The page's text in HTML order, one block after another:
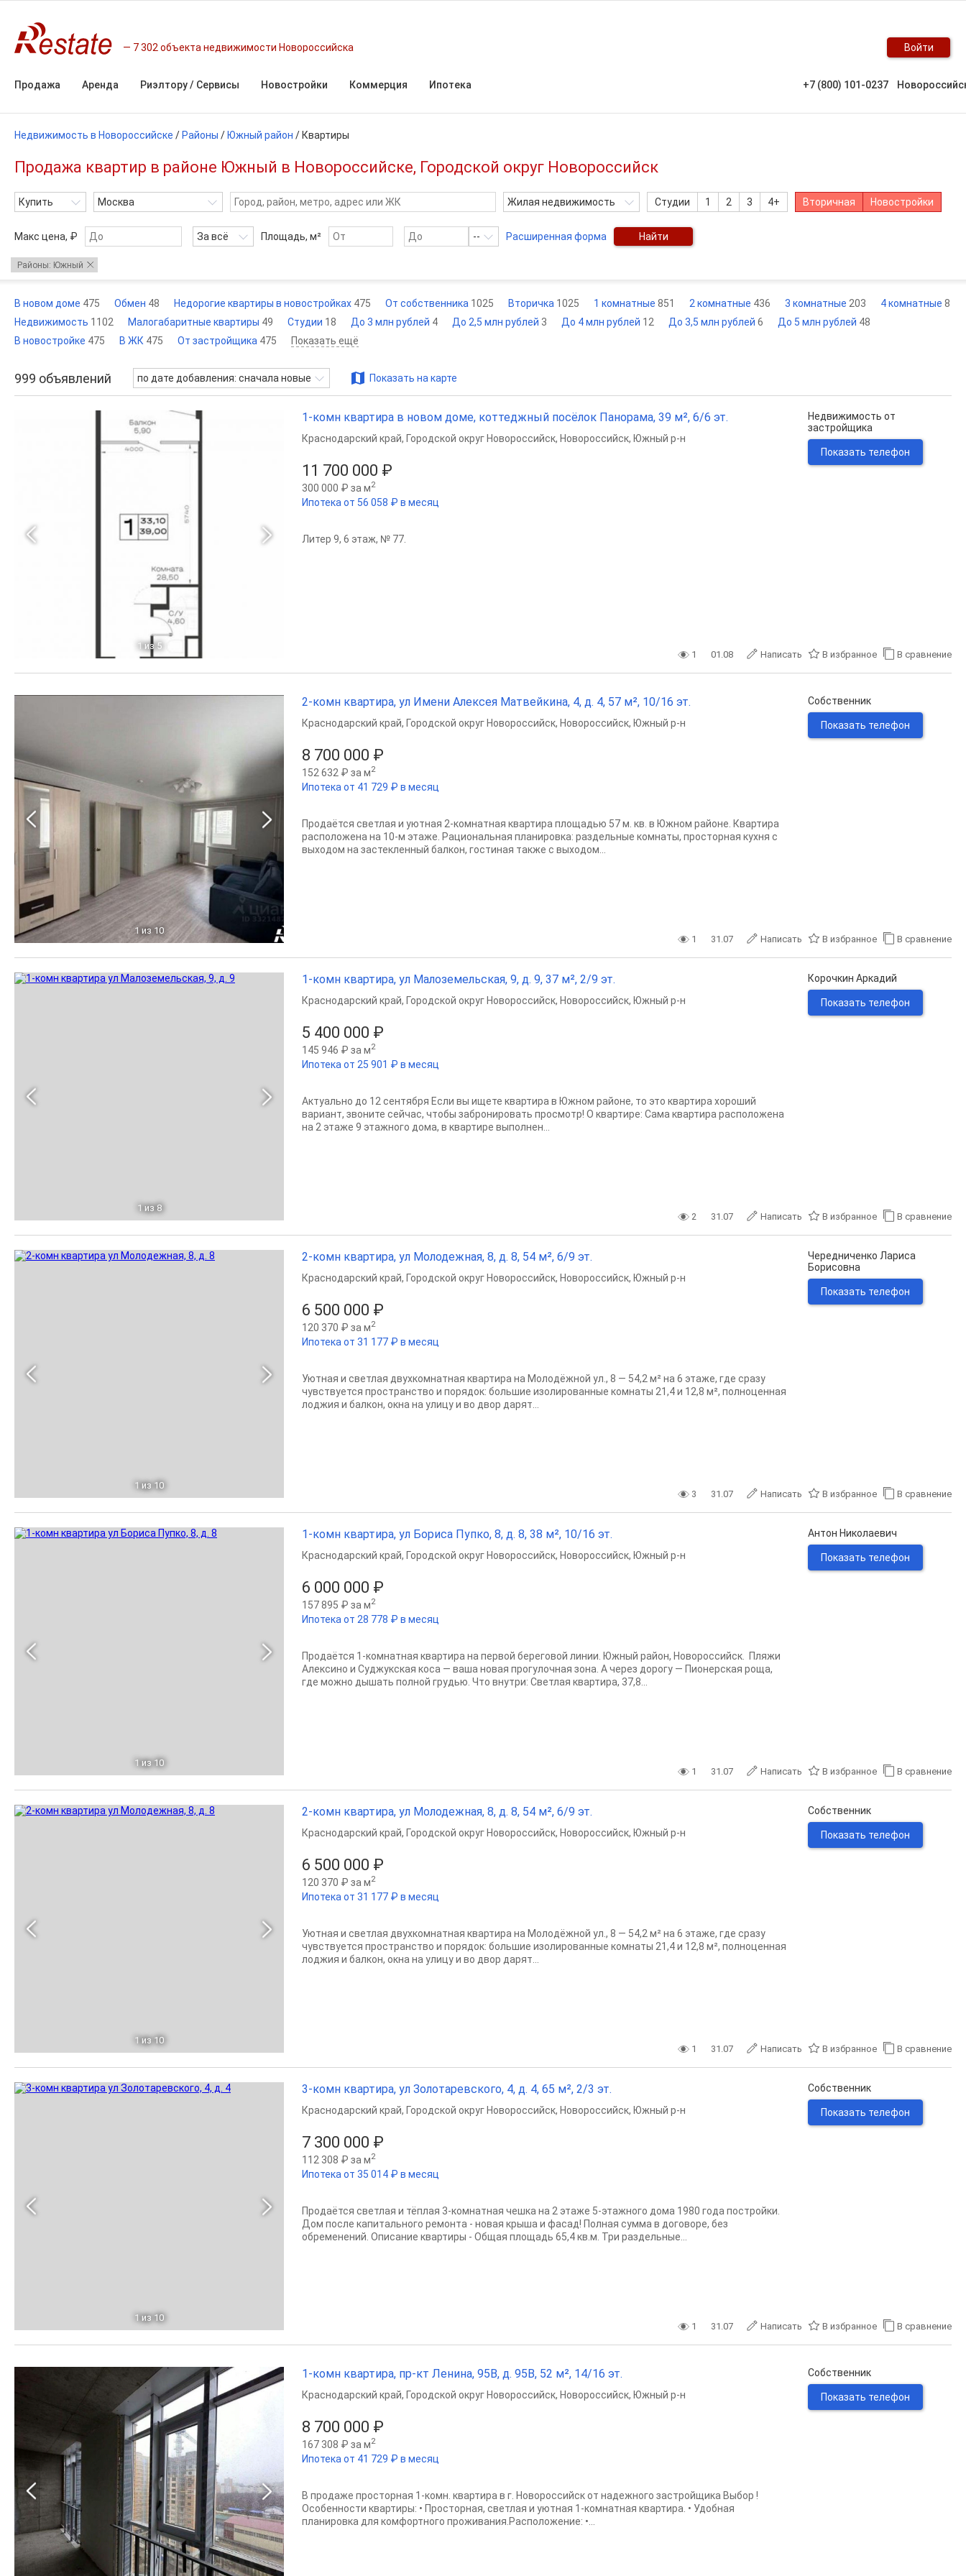
7 302 объекта недвижимости Новороссийска Войти
Продажа Аренда Риэлтору / Сервисы Новостройки Коммерция Ипотека +7 (800) 101-0237
Недвижимость в Новороссийске / Районы / Южный район / Квартиры
Продажа квартир в районе Южный в Новороссийске, Городской округ Новороссийск
Купить Москва Жилая недвижимость Студии 1 2 3 4+ Вторичная Новостройки
Макс цена, ₽ За всё Площадь, м² -- Расширенная форма Найти
Районы: Южный
В новом доме 475 Обмен 48 Недорогие квартиры в новостройках 475 От собственника 1025 Вторичка 1025 1 комнатные 851 2 комнатные 436 3 комнатные 203 4 комнатные 8
Недвижимость 1102 Малогабаритные квартиры 49 Студии 18 До 3 млн рублей 4 До 2,5 млн рублей 3 До 4 млн рублей 12 До 3,5 млн рублей 6 До 5 млн рублей 48
В новостройке 475 В ЖК 475 От застройщика 475 Показать ещё
999 объявлений по дате добавления: сначала новые Показать на карте
1 из 5
1-комн квартира в новом доме, коттеджный посёлок Панорама, 39 м², 6/6 эт.
11 700 000 ₽
300 000 ₽ за м2
Ипотека от 56 058 ₽ в месяц
Краснодарский край, Городской округ Новороссийск, Новороссийск, Южный р-н
Литер 9, 6 этаж, № 77.
Недвижимость от
застройщика
Показать телефон
1 01.08 Написать В избранное В сравнение
1 из 10
2-комн квартира, ул Имени Алексея Матвейкина, 4, д. 4, 57 м², 10/16 эт.
8 700 000 ₽
152 632 ₽ за м2
Ипотека от 41 729 ₽ в месяц
Краснодарский край, Городской округ Новороссийск, Новороссийск, Южный р-н
Продаётся светлая и уютная 2-комнатная квартира площадью 57 м. кв. в Южном районе. Квартира
расположена на 10-м этаже. Рациональная планировка: раздельные комнаты, просторная кухня с
выходом на застекленный балкон, гостиная также с выходом...
Собственник
Показать телефон
1 31.07 Написать В избранное В сравнение
1 из 8
1-комн квартира, ул Малоземельская, 9, д. 9, 37 м², 2/9 эт.
5 400 000 ₽
145 946 ₽ за м2
Ипотека от 25 901 ₽ в месяц
Краснодарский край, Городской округ Новороссийск, Новороссийск, Южный р-н
Актуально до 12 сентября Если вы ищете квартира в Южном районе, то это квартира хороший
вариант, звоните сейчас, чтобы забронировать просмотр! О квартире: Сама квартира расположена
на 2 этаже 9 этажного дома, в квартире выполнен...
Корочкин Аркадий
Показать телефон
2 31.07 Написать В избранное В сравнение
1 из 10
2-комн квартира, ул Молодежная, 8, д. 8, 54 м², 6/9 эт.
6 500 000 ₽
120 370 ₽ за м2
Ипотека от 31 177 ₽ в месяц
Краснодарский край, Городской округ Новороссийск, Новороссийск, Южный р-н
Уютная и светлая двухкомнатная квартира на Молодёжной ул., 8 — 54,2 м² на 6 этаже, где сразу
чувствуется пространство и порядок: большие изолированные комнаты 21,4 и 12,8 м², полноценная
лоджия и балкон, окна на улицу и во двор дарят...
Чередниченко Лариса
Борисовна
Показать телефон
3 31.07 Написать В избранное В сравнение
1 из 10
1-комн квартира, ул Бориса Пупко, 8, д. 8, 38 м², 10/16 эт.
6 000 000 ₽
157 895 ₽ за м2
Ипотека от 28 778 ₽ в месяц
Краснодарский край, Городской округ Новороссийск, Новороссийск, Южный р-н
Продаётся 1-комнатная квартира на первой береговой линии. Южный район, Новороссийск. Пляжи
Алексино и Суджукская коса — ваша новая прогулочная зона. А через дорогу — Пионерская роща,
где можно дышать полной грудью. Что внутри: Светлая квартира, 37,8...
Антон Николаевич
Показать телефон
1 31.07 Написать В избранное В сравнение
1 из 10
2-комн квартира, ул Молодежная, 8, д. 8, 54 м², 6/9 эт.
6 500 000 ₽
120 370 ₽ за м2
Ипотека от 31 177 ₽ в месяц
Краснодарский край, Городской округ Новороссийск, Новороссийск, Южный р-н
Уютная и светлая двухкомнатная квартира на Молодёжной ул., 8 — 54,2 м² на 6 этаже, где сразу
чувствуется пространство и порядок: большие изолированные комнаты 21,4 и 12,8 м², полноценная
лоджия и балкон, окна на улицу и во двор дарят...
Собственник
Показать телефон
1 31.07 Написать В избранное В сравнение
1 из 10
3-комн квартира, ул Золотаревского, 4, д. 4, 65 м², 2/3 эт.
7 300 000 ₽
112 308 ₽ за м2
Ипотека от 35 014 ₽ в месяц
Краснодарский край, Городской округ Новороссийск, Новороссийск, Южный р-н
Продаётся светлая и тёплая 3-комнатная чешка на 2 этаже 5-этажного дома 1980 года постройки.
Дом после капитального ремонта - новая крыша и фасад! Полная сумма в договоре, без
обременений. Описание квартиры - Общая площадь 65,4 кв.м. Три раздельные...
Собственник
Показать телефон
1 31.07 Написать В избранное В сравнение
1-комн квартира, пр-кт Ленина, 95В, д. 95В, 52 м², 14/16 эт.
8 700 000 ₽
167 308 ₽ за м2
Ипотека от 41 729 ₽ в месяц
Краснодарский край, Городской округ Новороссийск, Новороссийск, Южный р-н
В продаже просторная 1-комн. квартира в г. Новороссийск от надежного застройщика Выбор !
Особенности квартиры: • Просторная, светлая и уютная 1-комнатная квартира. • Удобная
планировка для комфортного проживания.Расположение: •...
Собственник
Показать телефон